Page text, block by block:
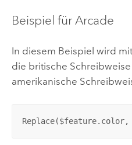
Beispiel fürArcade
In diesem Beispiel wird
die britische
amerikanische